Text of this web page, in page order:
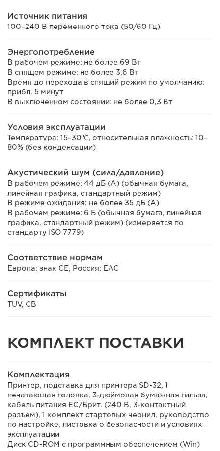
Источник питания
100–240 В переменного тока (50/60 Гц)
Энергопотребление
В рабочем режиме: не более 69 Вт
В спящем режиме: не более 3,6 Вт
Время до перехода в спящий режим по умолчанию:
прибл. 5 минут
В выключенном состоянии: не более 0,3 Вт
Условия эксплуатации
Температура: 15–30℃, относительная влажность: 10–
80% (без конденсации)
Акустический шум (сила/давление)
В рабочем режиме: 44 дБ (А) (обычная бумага,
линейная графика, стандартный режим)
В режиме ожидания: не более 35 дБ (А)
В рабочем режиме: 6 Б (обычная бумага, линейная
графика, стандартный режим) (измеряется по
стандарту ISO 7779)
Соответствие нормам
Европа: знак CE, Россия: EAC
Сертификаты
TUV, CB
КОМПЛЕКТ ПОСТАВКИ
Комплектация
Принтер, подставка для принтера SD-32, 1
печатающая головка, 3-дюймовая бумажная гильза,
кабель питания ЕС/Брит. (240 В, 3-контактный
разъем), 1 комплект стартовых чернил, руководство
по настройке, листовка о безопасности и условиях
эксплуатации
Диск CD-ROM с программным обеспечением (Win)